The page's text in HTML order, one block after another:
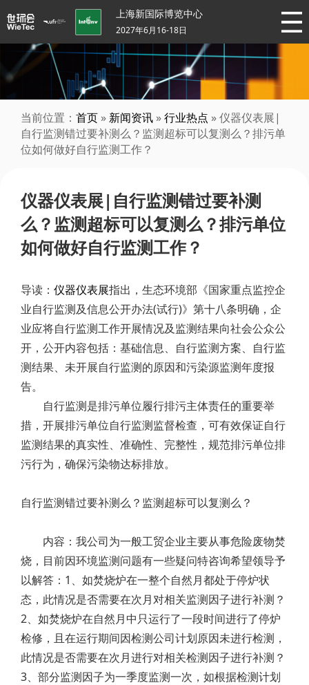
上海新国际博览中心
2027年6月16-18日
当前位置： 首页 » 新闻资讯 »行业热点 » 仪器仪表展|
自行监测错过要补测么？监测超标可以复测么？排污单
位如何做好自行监测工作？
仪器仪表展|自行监测错过要补测
么？监测超标可以复测么？排污单位
如何做好自行监测工作？
导读： 仪器仪表展指出，生态环境部《国家重点监控企
业自行监测及信息公开办法(试行)》第十八条明确，企
业应将自行监测工作开展情况及监测结果向社会公众公
开，公开内容包括：基础信息、自行监测方案、自行监
测结果、未开展自行监测的原因和污染源监测年度报
告。
自行监测是排污单位履行排污主体责任的重要举
措，开展排污单位自行监测监督检查，可有效保证自行
监测结果的真实性、准确性、完整性，规范排污单位排
污行为，确保污染物达标排放。
自行监测错过要补测么？监测超标可以复测么？
内容：我公司为一般工贸企业主要从事危险废物焚
烧，目前因环境监测问题有一些疑问特咨询希望领导予
以解答：1、如焚烧炉在一整个自然月都处于停炉状
态，此情况是否需要在次月对相关监测因子进行补测？
2、如焚烧炉在自然月中只运行了一段时间进行了停炉
检修，且在运行期间因检测公司计划原因未进行检测，
此情况是否需要在次月进行对相关检测因子进行补测？
3、部分监测因子为一季度监测一次，如根据检测计划